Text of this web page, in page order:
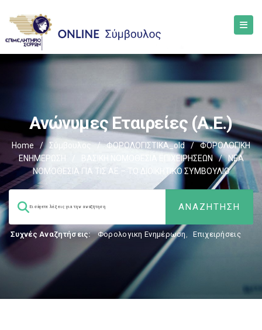
Ανώνυμες Εταιρείες (Α.Ε.)
Home / Σύμβουλος / ΦΟΡΟΛΟΓΙΣΤΙΚΑ_old /
ΦΟΡΟΛΟΓΙΚΗ
ΕΝΗΜΕΡΩΣΗ
ΒΑΣΙΚΗ ΝΟΜΟΘΕΣΙΑ ΕΠΙΧΕΙΡΗΣΕΩΝ /
ΝΕΑ
ΝΟΜΟΘΕΣΙΑ ΓΙΑ ΤΙΣ ΑΕ – ΤΟ ΔΙΟΙΚΗΤΙΚΟ ΣΥΜΒΟΥΛΙΟ
Συχνές Αναζητήσεις: Φορολογικη Ενημέρωση, Επιχειρήσεις